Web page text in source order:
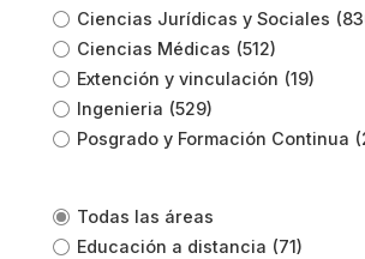
Ciencias Jurídicas y Sociales
Ciencias Médicas (512)
Extención y vinculación (19)
Ingenieria (529)
Posgrado y Formación Continua
Todas las áreas
Educación a distancia (71)